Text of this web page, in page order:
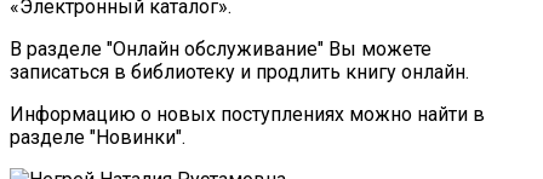
«Электронный каталог».
В разделе "Онлайн обслуживание" Вы можете
записаться в библиотеку и продлить книгу онлайн.
Информацию о новых поступлениях можно найти в
разделе "Новинки".